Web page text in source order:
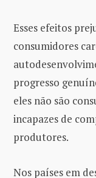
Esses efeitos
consumidores
progresso
eles não são
incapazes de
produtores.
Nos países em